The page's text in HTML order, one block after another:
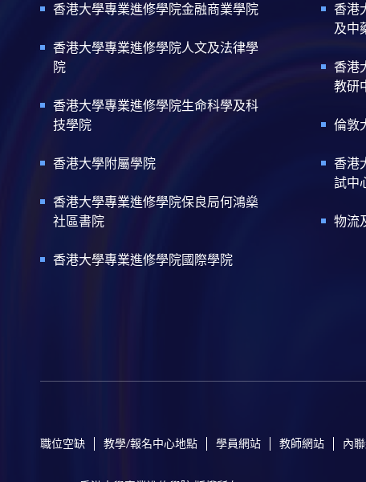
香港大學專業進修學院金融商業學院
香港大學專業進修學院人文及法律學
院
香港大學專業進修學院生命科學及科
技學院
香港大學附屬學院
香港大學專業進修學院保良局何鴻燊
社區書院
香港大學專業進修學院國際學院
香港
及中
香港
教研
倫敦
香港
試中
物流
職位空缺 教學/報名中心地點 學員網站 教師網站 內